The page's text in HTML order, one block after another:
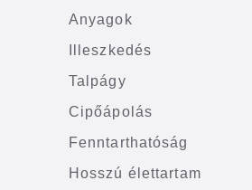
Anyagok
Illeszkedés
Talpágy
Cipőápolás
Fenntarthatóság
Hosszú élettartam